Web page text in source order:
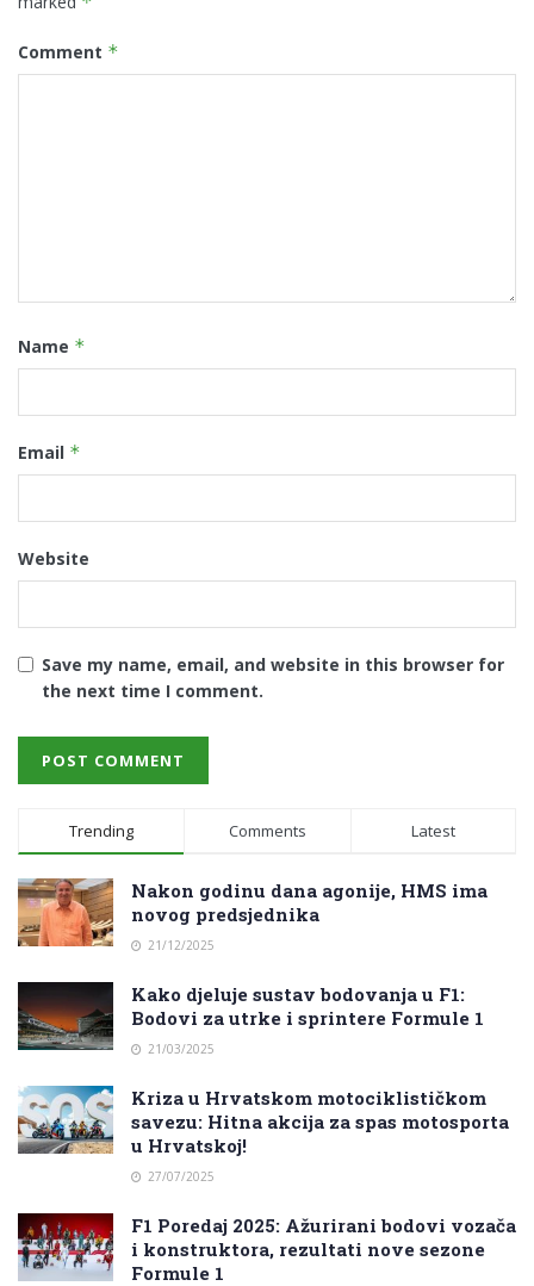
Comment *
Name *
Email *
Website
Save my name, email, and website in this browser for
the next time I comment.
Trending Comments Latest
Nakon godinu dana agonije, HMS ima
novog predsjednika
21/12/2025
Kako djeluje sustav bodovanja u F1:
Bodovi za utrke i sprintere Formule 1
21/03/2025
Kriza u Hrvatskom motociklističkom
savezu: Hitna akcija za spas motosporta
u Hrvatskoj!
27/07/2025
F1 Poredaj 2025: Ažurirani bodovi vozača
i konstruktora, rezultati nove sezone
Formule 1